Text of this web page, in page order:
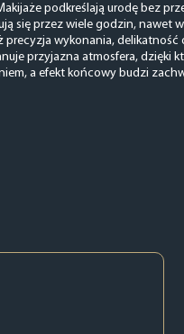
podkreślają urodę bez
się przez wiele godzin, nawet
wykonania, delikatność
przyjazna atmosfera, dzięki
a efekt końcowy budzi